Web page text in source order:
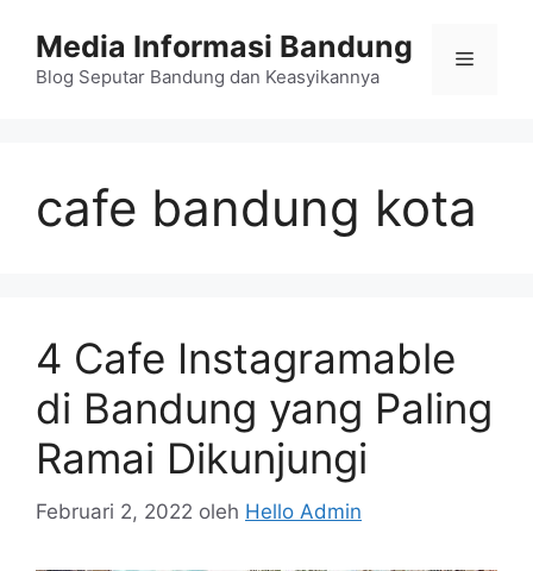
Media Informasi Bandung
Blog Seputar Bandung dan Keasyikannya
Menu
cafe bandung kota
4 Cafe Instagramable
di Bandung yang Paling
Ramai Dikunjungi
Februari 2, 2022 oleh Hello Admin